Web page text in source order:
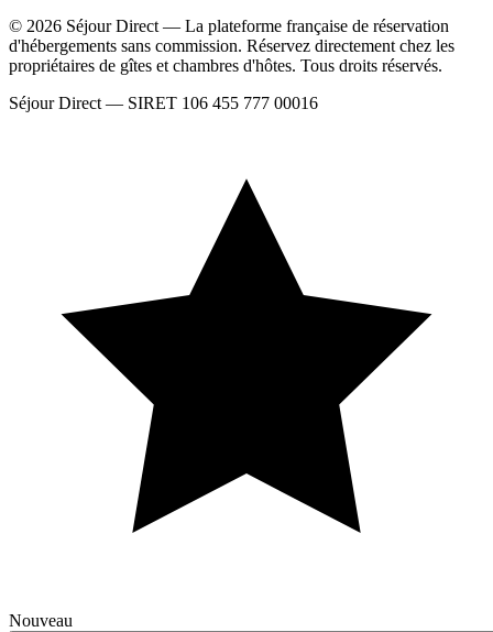
© 2026 Séjour Direct — La plateforme française de réservation
d'hébergements sans commission. Réservez directement chez les
propriétaires de gîtes et chambres d'hôtes. Tous droits réservés.
Séjour Direct — SIRET 106 455 777 00016
Nouveau